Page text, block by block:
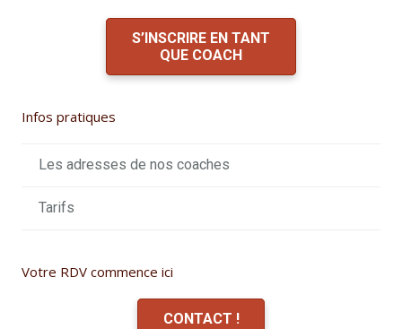
S’INSCRIRE EN TANT
QUE COACH
Infos pratiques
Les adresses de nos coaches
Tarifs
Votre RDV commence ici
CONTACT !